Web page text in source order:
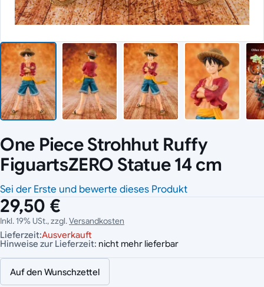
One Piece Strohhut Ruffy
FiguartsZERO Statue 14 cm
Sei der Erste und bewerte dieses Produkt
29,50 €
Inkl. 19% USt., zzgl.Versandkosten
Lieferzeit:Ausverkauft
Hinweise zur Lieferzeit: nicht mehr lieferbar
Auf den Wunschzettel